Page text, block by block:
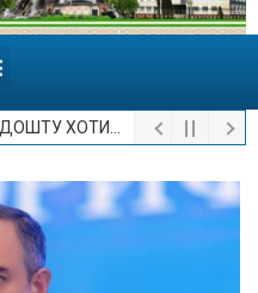
БАРДОШТУ ТААССУРОТ АЗ ЁДДОШТУ ХОТИРОТ.